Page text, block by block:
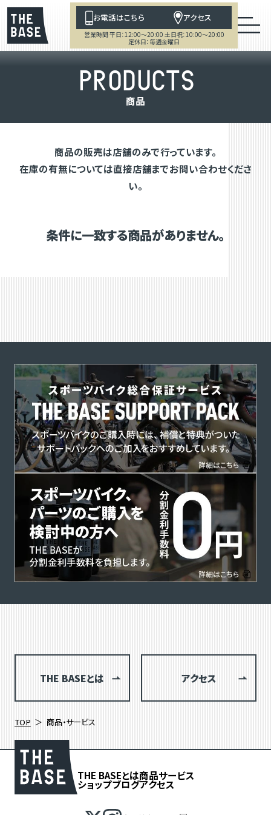
お電話はこちら アクセス
営業時間 平日：12:00～20:00 土日祝：10:00～20:00
定休日：毎週金曜日
PRODUCTS
商品
商品の販売は店舗のみで行っています。
在庫の有無については直接店舗までお問い合わせくださ
い。
条件に一致する商品がありません。
THE BASEとは アクセス
TOP 商品・サービス
THE BASEとは商品サービス
ショップブログアクセス